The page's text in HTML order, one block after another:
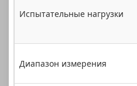
Испытательные нагрузки
Диапазон измерения